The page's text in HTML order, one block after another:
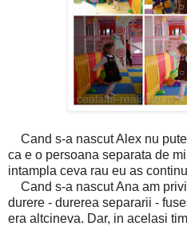
Cand s-a nascut Alex nu
ca e o persoana separata de
intampla ceva rau eu as
Cand s-a nascut Ana am
durere - durerea separarii -
era altcineva. Dar, in acelasi